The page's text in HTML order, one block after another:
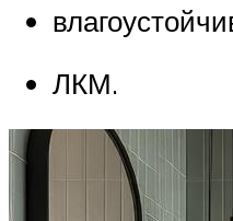
ЛКМ.